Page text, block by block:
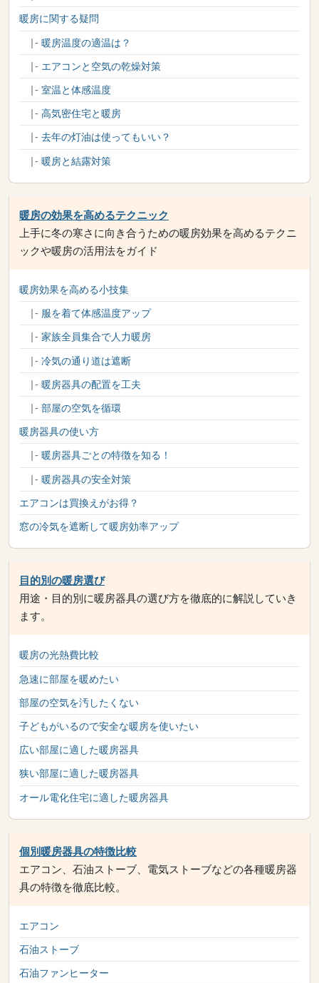
暖房に関する疑問
|- 暖房温度の適温は？
|- エアコンと空気の乾燥対策
|- 室温と体感温度
|- 高気密住宅と暖房
|- 去年の灯油は使ってもいい？
|- 暖房と結露対策
暖房の効果を高めるテクニック
上手に冬の寒さに向き合うための暖房効果を高めるテクニ
ックや暖房の活用法をガイド
暖房効果を高める小技集
|- 服を着て体感温度アップ
|- 家族全員集合で人力暖房
|- 冷気の通り道は遮断
|- 暖房器具の配置を工夫
|- 部屋の空気を循環
暖房器具の使い方
|- 暖房器具ごとの特徴を知る！
|- 暖房器具の安全対策
エアコンは買換えがお得？
窓の冷気を遮断して暖房効率アップ
目的別の暖房選び
用途・目的別に暖房器具の選び方を徹底的に解説していき
ます。
暖房の光熱費比較
急速に部屋を暖めたい
部屋の空気を汚したくない
子どもがいるので安全な暖房を使いたい
広い部屋に適した暖房器具
狭い部屋に適した暖房器具
オール電化住宅に適した暖房器具
個別暖房器具の特徴比較
エアコン、石油ストーブ、電気ストーブなどの各種暖房器
具の特徴を徹底比較。
エアコン
石油ストーブ
石油ファンヒーター